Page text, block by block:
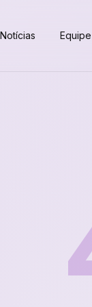
Notícias Equipe